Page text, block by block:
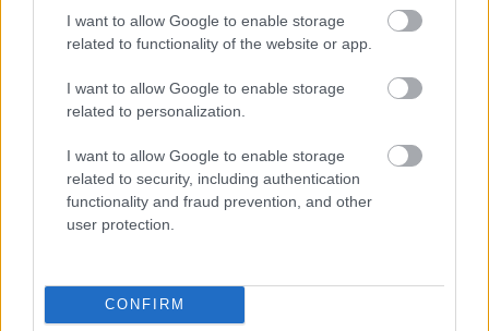
I want to allow Google to enable storage
related to functionality of the website or app.
I want to allow Google to enable storage
related to personalization.
I want to allow Google to enable storage
related to security, including authentication
functionality and fraud prevention, and other
user protection.
CONFIRM
HÍRLEVÉL
E-mail cím